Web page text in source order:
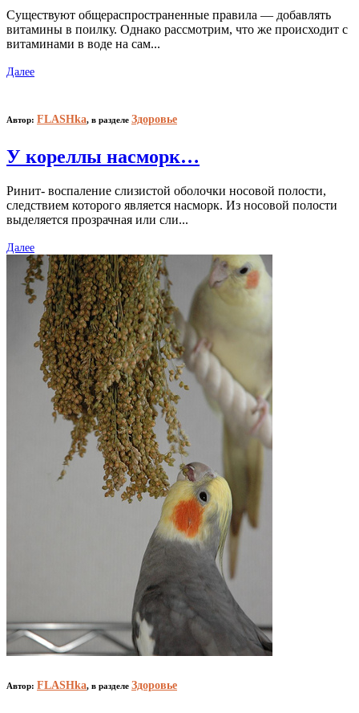
Существуют общераспространенные правила — добавлять
витамины в поилку. Однако рассмотрим, что же происходит с
витаминами в воде на сам...
Далее
Автор: FLASHka, в разделе Здоровье
У кореллы насморк…
Ринит- воспаление слизистой оболочки носовой полости,
следствием которого является насморк. Из носовой полости
выделяется прозрачная или сли...
Далее
Автор: FLASHka, в разделе Здоровье